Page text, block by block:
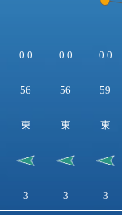
0.0 0.0 0.0
56 56 59
東 東 東
3 3 3